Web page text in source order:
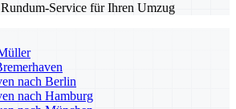
Service für Ihren Umzug
nach Berlin
nach Hamburg